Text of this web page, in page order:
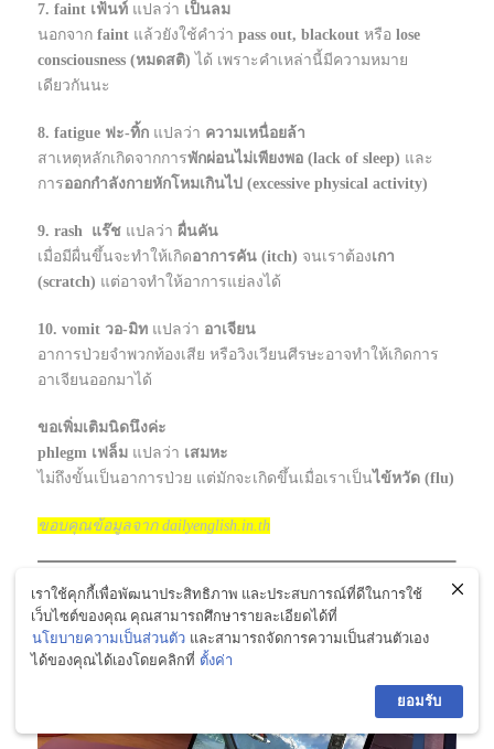
7. faint เฟ้นท์ แปลว่า เป็นลม
นอกจาก faint แล้วยังใช้คำว่า pass out, blackout หรือ lose
consciousness (หมดสติ) ได้ เพราะคำเหล่านี้มีความหมาย
เดียวกันนะ
8. fatigue ฟะ-ทิ้ก แปลว่า ความเหนื่อยล้า
สาเหตุหลักเกิดจากการพักผ่อนไม่เพียงพอ (lack of sleep) และ
การออกกำลังกายหักโหมเกินไป (excessive physical activity)
9. rash แร๊ช แปลว่า ผื่นคัน
เมื่อมีผื่นขึ้นจะทำให้เกิดอาการคัน (itch) จนเราต้องเกา
(scratch) แต่อาจทำให้อาการแย่ลงได้
10. vomit วอ-มิท แปลว่า อาเจียน
อาการป่วยจำพวกท้องเสีย หรือวิงเวียนศีรษะอาจทำให้เกิดการ
อาเจียนออกมาได้
ขอเพิ่มเติมนิดนึงค่ะ
phlegm เฟล็ม แปลว่า เสมหะ
ไม่ถึงขั้นเป็นอาการป่วย แต่มักจะเกิดขึ้นเมื่อเราเป็นไข้หวัด (flu)
ขอบคุณข้อมูลจาก dailyenglish.in.th
ไมโครซอฟท์เปิดตัว Surface Laptop
Studio 2 ในไทย
เราใช้คุกกี้เพื่อพัฒนาประสิทธิภาพ และประสบการณ์ที่ดีในการใช้
เว็บไซต์ของคุณ คุณสามารถศึกษารายละเอียดได้ที่
นโยบายความเป็นส่วนตัว และสามารถจัดการความเป็นส่วนตัวเอง
ได้ของคุณได้เองโดยคลิกที่ ตั้งค่า
ยอมรับ